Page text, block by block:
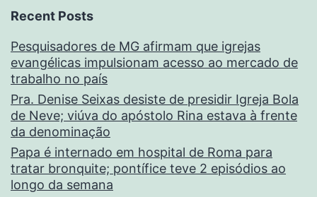
Recent Posts
Pesquisadores de MG afirmam que igrejas
evangélicas impulsionam acesso ao mercado de
trabalho no país
Pra. Denise Seixas desiste de presidir Igreja Bola
de Neve; viúva do apóstolo Rina estava à frente
da denominação
Papa é internado em hospital de Roma para
tratar bronquite; pontífice teve 2 episódios ao
longo da semana